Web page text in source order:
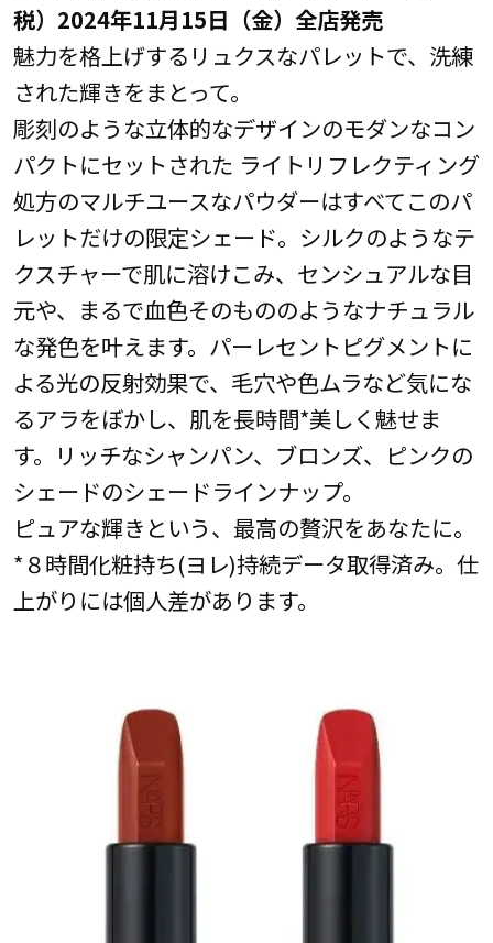
税）2024年11月15日（金）全店発売
魅力を格上げするリュクスなパレットで、洗練
された輝きをまとって。
彫刻のような立体的なデザインのモダンなコン
パクトにセットされた ライトリフレクティング
処方のマルチユースなパウダーはすべてこのパ
レットだけの限定シェード。シルクのようなテ
クスチャーで肌に溶けこみ、センシュアルな目
元や、まるで血色そのもののようなナチュラル
な発色を叶えます。パーレセントピグメントに
よる光の反射効果で、毛穴や色ムラなど気にな
るアラをぼかし、肌を長時間*美しく魅せま
す。リッチなシャンパン、ブロンズ、ピンクの
シェードのシェードラインナップ。
ピュアな輝きという、最高の贅沢をあなたに。
*８時間化粧持ち(ヨレ)持続データ取得済み。仕
上がりには個人差があります。